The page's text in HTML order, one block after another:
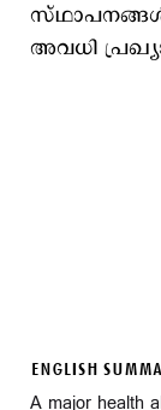
അവധി
ENGLISH
A major health